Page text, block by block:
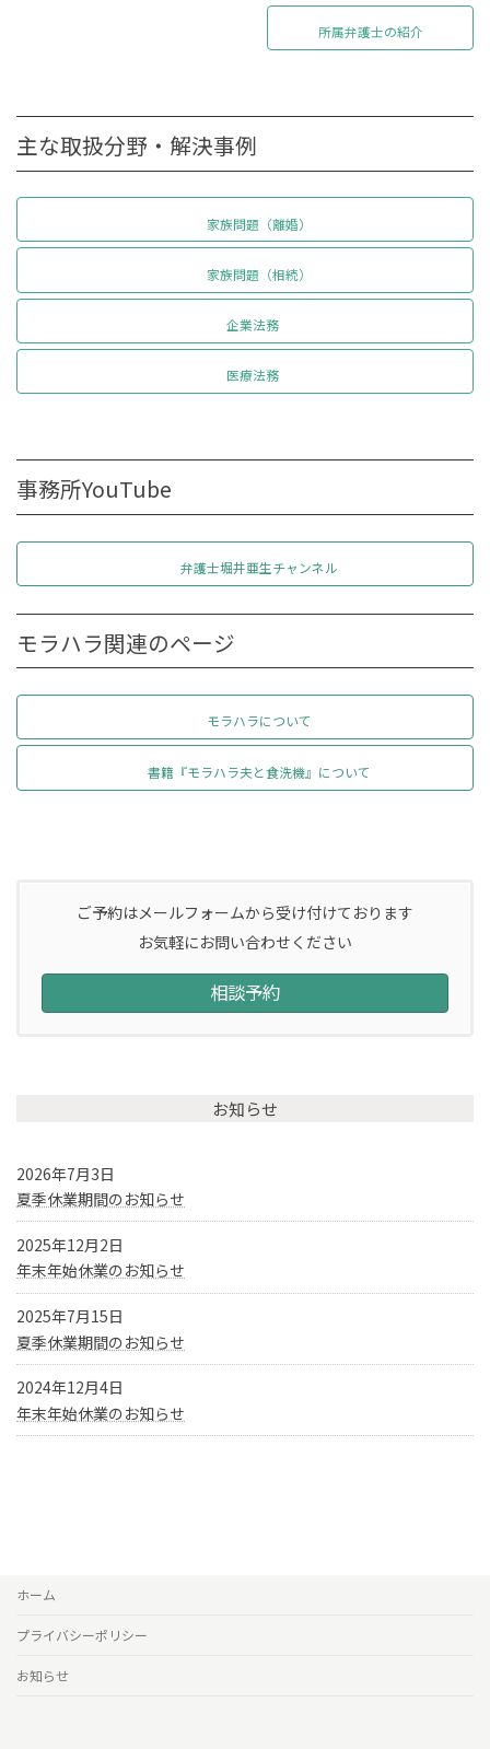
所属弁護士の紹介
主な取扱分野・解決事例
家族問題（離婚）
家族問題（相続）
企業法務
医療法務
事務所YouTube
弁護士堀井亜生チャンネル
モラハラ関連のページ
モラハラについて
書籍『モラハラ夫と食洗機』について
ご予約はメールフォームから受け付けております
お気軽にお問い合わせください
相談予約
お知らせ
2026年7月3日
夏季休業期間のお知らせ
2025年12月2日
年末年始休業のお知らせ
2025年7月15日
夏季休業期間のお知らせ
2024年12月4日
年末年始休業のお知らせ
ホーム
プライバシーポリシー
お知らせ